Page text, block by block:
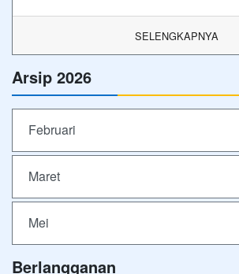
SELENGKAPNYA
Arsip 2026
Februari
Maret
Mei
Berlangganan